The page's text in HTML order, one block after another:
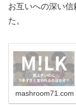
お互いへの深い
た。
mashroom71.com